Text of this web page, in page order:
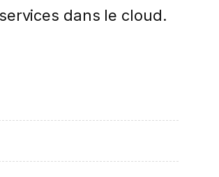
dans le cloud.